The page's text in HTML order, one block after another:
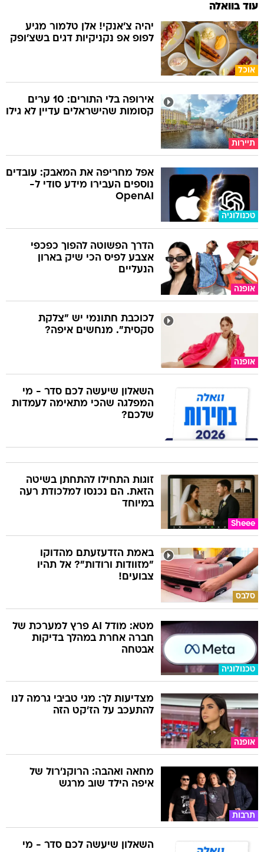
עוד בוואלה
אוכל
יהיה צ'אנקי! אלן טלמור מגיע
לפופ אפ נקניקיות דגים בשצ'ופק
תיירות
אירופה בלי התורים: 10 ערים
קסומות שהישראלים עדיין לא גילו
טכנולוגיה
אפל מחריפה את המאבק: עובדים
נוספים העבירו מידע סודי ל-
OpenAI
אופנה
הדרך הפשוטה להפוך כפכפי
אצבע לפיס הכי שיק בארון
הנעליים
אופנה
לכוכבת חתונמי יש "צלקת
סקסית". מנחשים איפה?
השאלון שיעשה לכם סדר - מי
המפלגה שהכי מתאימה לעמדות
שלכם?
Sheee
זוגות התחילו להתחתן בשיטה
הזאת. הם נכנסו למלכודת רעה
במיוחד
סלבס
באמת הזדעזעתם מהדוקו
"מזוודות ורודות"? אל תהיו
צבועים!
טכנולוגיה
מטא: מודל AI פרץ למערכת של
חברה אחרת במהלך בדיקות
אבטחה
אופנה
מצדיעות לך: מגי טביבי גרמה לנו
להתעכב על הז'קט הזה
תרבות
מחאה ואהבה: הרוקנ'רול של
איפה הילד שוב מרגש
השאלון שיעשה לכם סדר - מי